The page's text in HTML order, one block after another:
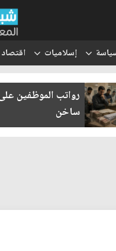
إسلاميات اقتصاد
رواتب الموظفين
ساخن